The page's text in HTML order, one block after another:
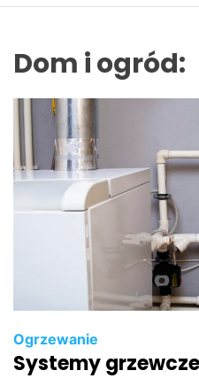
Dom i ogród:
Ogrzewanie
Systemy